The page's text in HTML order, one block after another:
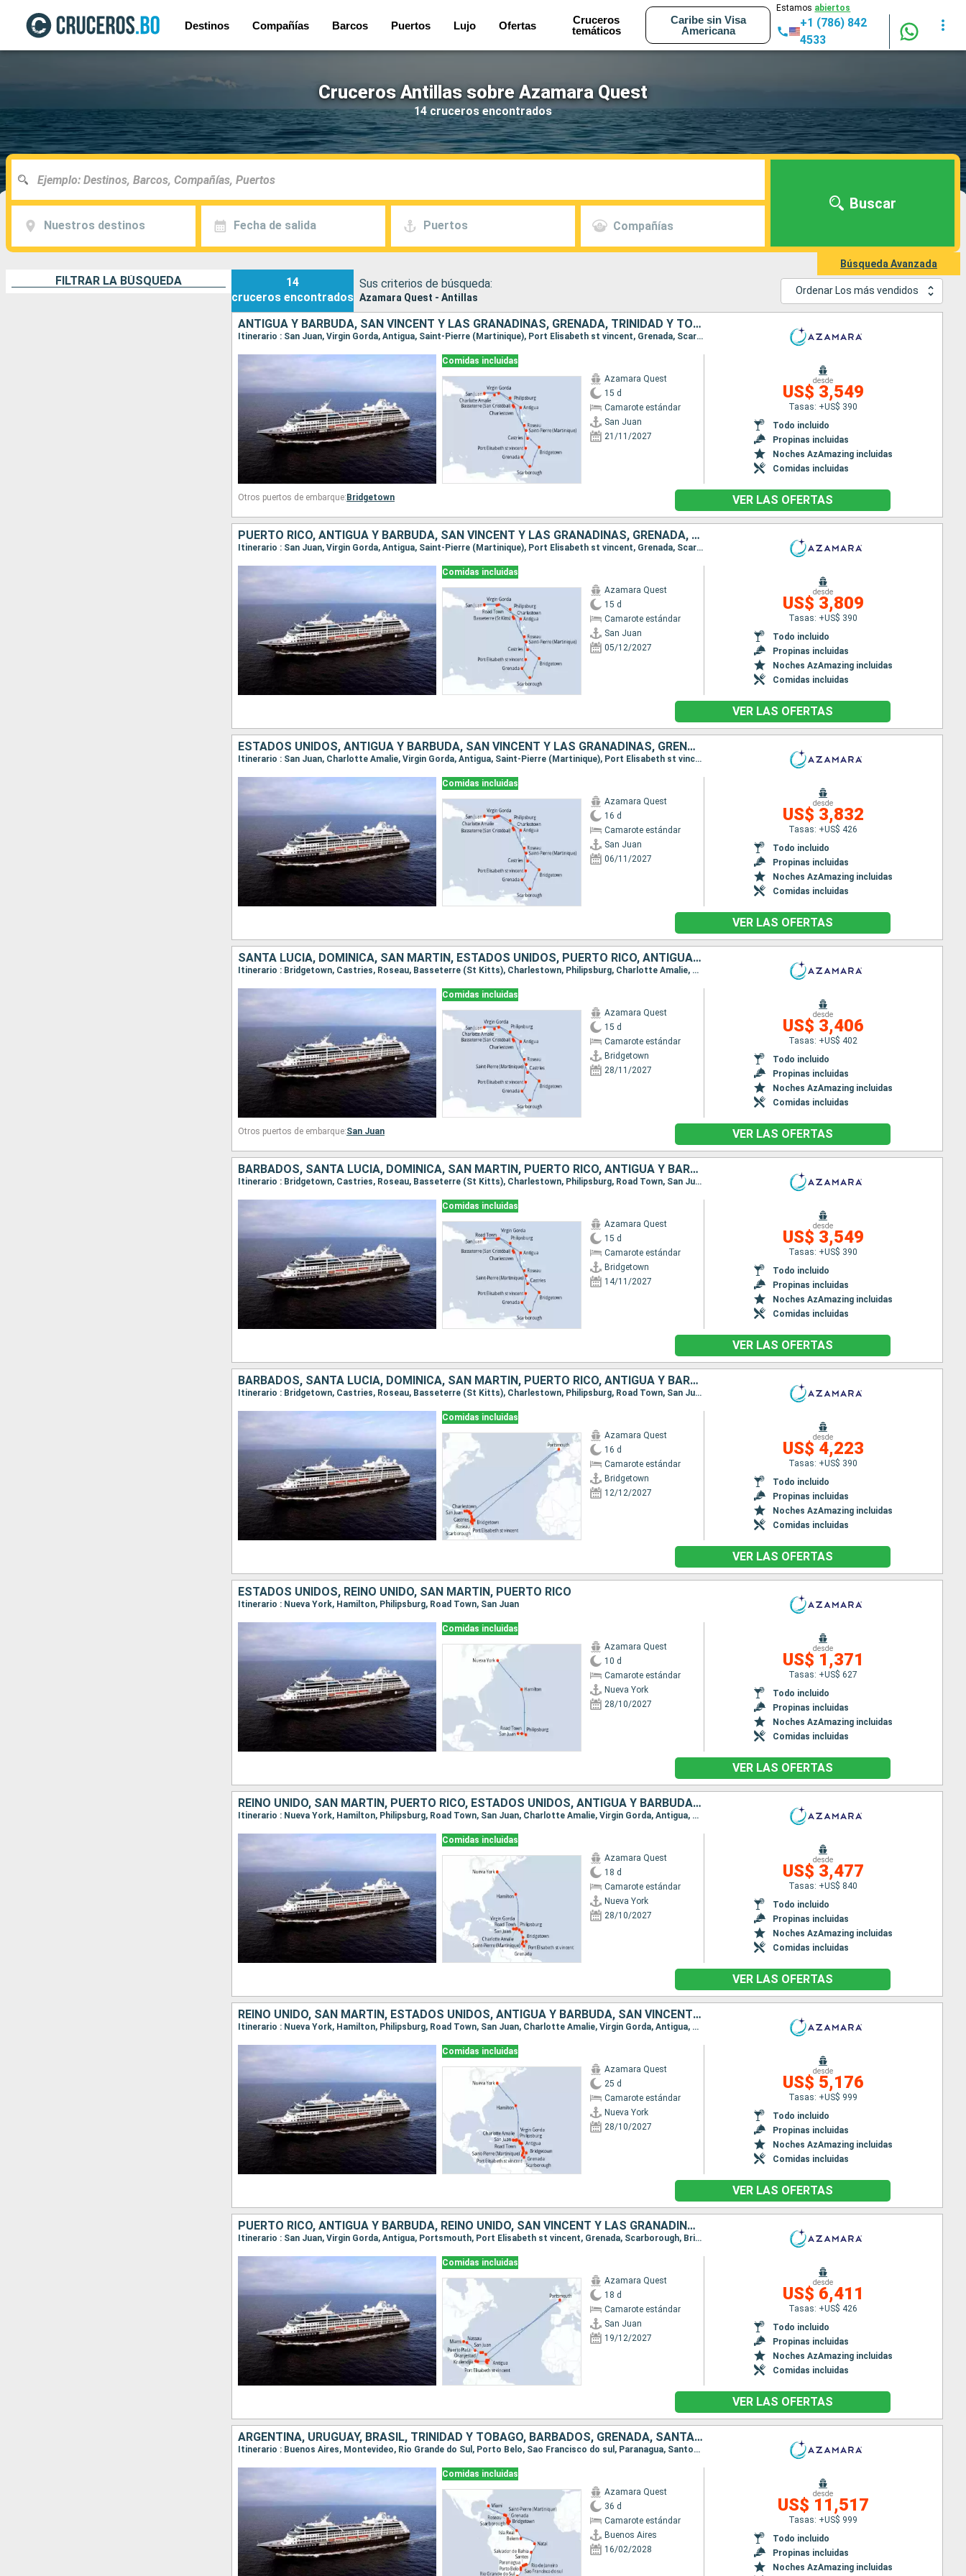
Destinos Compañías Barcos Puertos Lujo Ofertas
Cruceros
temáticos
Caribe sin Visa
Americana
Estamos abiertos
+1 (786) 842
4533
Cruceros Antillas sobre Azamara Quest
14 cruceros encontrados
Nuestros destinos Fecha de salida Puertos Compañías
Buscar
Búsqueda Avanzada
FILTRAR LA BÚSQUEDA
14
cruceros encontrados
Sus criterios de búsqueda:
Azamara Quest - Antillas
Ordenar Los más vendidos
ANTIGUA Y BARBUDA, SAN VINCENT Y LAS GRANADINAS, GRENADA, TRINIDAD Y TOBAGO, BARBADOS, SANTA LUCIA, DOMINICA, SAN MARTÍN, ESTADOS UNIDOS, PUERTO RICO
Itinerario : San Juan, Virgin Gorda, Antigua, Saint-Pierre (Martinique), Port Elisabeth st vincent, Grenada, Scarborough, Bridgetown, Castries, Roseau, Basseterre (St Kitts), Charlestown, Philipsburg, Charlotte Amalie, San Juan
Comidas incluidas
Azamara Quest
15 d
Camarote estándar
San Juan
21/11/2027
desde
US$ 3,549
Tasas: +US$ 390
Todo incluido
Propinas incluidas
Noches AzAmazing incluidas
Comidas incluidas
Otros puertos de embarque: Bridgetown VER LAS OFERTAS
PUERTO RICO, ANTIGUA Y BARBUDA, SAN VINCENT Y LAS GRANADINAS, GRENADA, TRINIDAD Y TOBAGO, BARBADOS, SANTA LUCIA, DOMINICA, SAN MARTÍN
Itinerario : San Juan, Virgin Gorda, Antigua, Saint-Pierre (Martinique), Port Elisabeth st vincent, Grenada, Scarborough, Bridgetown, Castries, Roseau, Basseterre (St Kitts), Charlestown, Philipsburg, Road Town, San Juan
Comidas incluidas
Azamara Quest
15 d
Camarote estándar
San Juan
05/12/2027
desde
US$ 3,809
Tasas: +US$ 390
Todo incluido
Propinas incluidas
Noches AzAmazing incluidas
Comidas incluidas
VER LAS OFERTAS
ESTADOS UNIDOS, ANTIGUA Y BARBUDA, SAN VINCENT Y LAS GRANADINAS, GRENADA, TRINIDAD Y TOBAGO, BARBADOS, SANTA LUCIA, DOMINICA, SAN MARTÍN, PUERTO RICO
Itinerario : San Juan, Charlotte Amalie, Virgin Gorda, Antigua, Saint-Pierre (Martinique), Port Elisabeth st vincent, Grenada, Scarborough, Bridgetown, Castries, Roseau, Basseterre (St Kitts), Charlestown, Philipsburg, Road Town, San Juan
Comidas incluidas
Azamara Quest
16 d
Camarote estándar
San Juan
06/11/2027
desde
US$ 3,832
Tasas: +US$ 426
Todo incluido
Propinas incluidas
Noches AzAmazing incluidas
Comidas incluidas
VER LAS OFERTAS
SANTA LUCIA, DOMINICA, SAN MARTÍN, ESTADOS UNIDOS, PUERTO RICO, ANTIGUA Y BARBUDA, SAN VINCENT Y LAS GRANADINAS, GRENADA, TRINIDAD Y TOBAGO, BARBADOS
Itinerario : Bridgetown, Castries, Roseau, Basseterre (St Kitts), Charlestown, Philipsburg, Charlotte Amalie, San Juan, Virgin Gorda, Antigua, Saint-Pierre (Martinique), Port Elisabeth st vincent, Grenada, Scarborough, Bridgetown
Comidas incluidas
Azamara Quest
15 d
Camarote estándar
Bridgetown
28/11/2027
desde
US$ 3,406
Tasas: +US$ 402
Todo incluido
Propinas incluidas
Noches AzAmazing incluidas
Comidas incluidas
Otros puertos de embarque:San Juan VER LAS OFERTAS
BARBADOS, SANTA LUCIA, DOMINICA, SAN MARTÍN, PUERTO RICO, ANTIGUA Y BARBUDA, SAN VINCENT Y LAS GRANADINAS, GRENADA, TRINIDAD Y TOBAGO
Itinerario : Bridgetown, Castries, Roseau, Basseterre (St Kitts), Charlestown, Philipsburg, Road Town, San Juan, Virgin Gorda, Antigua, Saint-Pierre (Martinique), Port Elisabeth st vincent, Grenada, Scarborough, Bridgetown
Comidas incluidas
Azamara Quest
15 d
Camarote estándar
Bridgetown
14/11/2027
desde
US$ 3,549
Tasas: +US$ 390
Todo incluido
Propinas incluidas
Noches AzAmazing incluidas
Comidas incluidas
VER LAS OFERTAS
BARBADOS, SANTA LUCIA, DOMINICA, SAN MARTÍN, PUERTO RICO, ANTIGUA Y BARBUDA, REINO UNIDO, SAN VINCENT Y LAS GRANADINAS, GRENADA, TRINIDAD Y TOBAGO
Itinerario : Bridgetown, Castries, Roseau, Basseterre (St Kitts), Charlestown, Philipsburg, Road Town, San Juan, Virgin Gorda, Antigua, Portsmouth, Port Elisabeth st vincent, Grenada, Scarborough, Bridgetown
Comidas incluidas
Azamara Quest
16 d
Camarote estándar
Bridgetown
12/12/2027
desde
US$ 4,223
Tasas: +US$ 390
Todo incluido
Propinas incluidas
Noches AzAmazing incluidas
Comidas incluidas
VER LAS OFERTAS
ESTADOS UNIDOS, REINO UNIDO, SAN MARTÍN, PUERTO RICO
Itinerario : Nueva York, Hamilton, Philipsburg, Road Town, San Juan
Comidas incluidas
Azamara Quest
10 d
Camarote estándar
Nueva York
28/10/2027
desde
US$ 1,371
Tasas: +US$ 627
Todo incluido
Propinas incluidas
Noches AzAmazing incluidas
Comidas incluidas
VER LAS OFERTAS
REINO UNIDO, SAN MARTÍN, PUERTO RICO, ESTADOS UNIDOS, ANTIGUA Y BARBUDA, SAN VINCENT Y LAS GRANADINAS, GRENADA, TRINIDAD Y TOBAGO, BARBADOS
Itinerario : Nueva York, Hamilton, Philipsburg, Road Town, San Juan, Charlotte Amalie, Virgin Gorda, Antigua, Saint-Pierre (Martinique), Port Elisabeth st vincent, Grenada, Scarborough, Bridgetown
Comidas incluidas
Azamara Quest
18 d
Camarote estándar
Nueva York
28/10/2027
desde
US$ 3,477
Tasas: +US$ 840
Todo incluido
Propinas incluidas
Noches AzAmazing incluidas
Comidas incluidas
VER LAS OFERTAS
REINO UNIDO, SAN MARTÍN, ESTADOS UNIDOS, ANTIGUA Y BARBUDA, SAN VINCENT Y LAS GRANADINAS, GRENADA, TRINIDAD Y TOBAGO, BARBADOS, SANTA LUCIA, DOMINICA, PUERTO RICO
Itinerario : Nueva York, Hamilton, Philipsburg, Road Town, San Juan, Charlotte Amalie, Virgin Gorda, Antigua, Saint-Pierre (Martinique), Port Elisabeth st vincent, Grenada, Scarborough, Bridgetown, Castries, Roseau, Basseterre (St Kitts), Charlestown, Philipsburg, Road Town, San Juan
Comidas incluidas
Azamara Quest
25 d
Camarote estándar
Nueva York
28/10/2027
desde
US$ 5,176
Tasas: +US$ 999
Todo incluido
Propinas incluidas
Noches AzAmazing incluidas
Comidas incluidas
VER LAS OFERTAS
PUERTO RICO, ANTIGUA Y BARBUDA, REINO UNIDO, SAN VINCENT Y LAS GRANADINAS, GRENADA, TRINIDAD Y TOBAGO, BARBADOS, ARUBA, REPÚBLICA DOMINICANA, BAHAMAS, ESTADOS UNIDOS
Itinerario : San Juan, Virgin Gorda, Antigua, Portsmouth, Port Elisabeth st vincent, Grenada, Scarborough, Bridgetown, Kralendjik (Bonaire), Willemstad(Curaçao), Oranjestad (Aruba), Puerto Plata, Nassau, Miami
Comidas incluidas
Azamara Quest
18 d
Camarote estándar
San Juan
19/12/2027
desde
US$ 6,411
Tasas: +US$ 426
Todo incluido
Propinas incluidas
Noches AzAmazing incluidas
Comidas incluidas
VER LAS OFERTAS
ARGENTINA, URUGUAY, BRASIL, TRINIDAD Y TOBAGO, BARBADOS, GRENADA, SANTA LUCIA, DOMINICA, SAN MARTÍN, ESTADOS UNIDOS
Itinerario : Buenos Aires, Montevideo, Rio Grande do Sul, Porto Belo, Sao Francisco do sul, Paranagua, Santos, Ilhabella, Parati, Rio de Janeiro, Salvador de Bahia, Natal, Belem, Isla Real, Scarborough, Bridgetown, Grenada, Castries, Saint-Pierre (Martinique), Roseau, Philipsburg, Road Town, Miami
Comidas incluidas
Azamara Quest
36 d
Camarote estándar
Buenos Aires
16/02/2028
desde
US$ 11,517
Tasas: +US$ 999
Todo incluido
Propinas incluidas
Noches AzAmazing incluidas